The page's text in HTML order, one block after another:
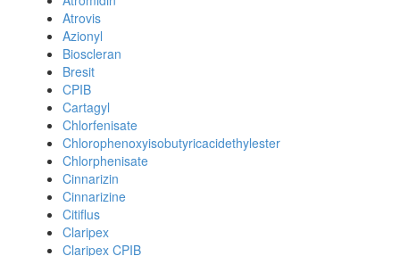
Atrovis
Azionyl
Bioscleran
Bresit
CPIB
Cartagyl
Chlorfenisate
Chlorophenoxyisobutyricacidethylester
Chlorphenisate
Cinnarizin
Cinnarizine
Citiflus
Claripex
Claripex CPIB